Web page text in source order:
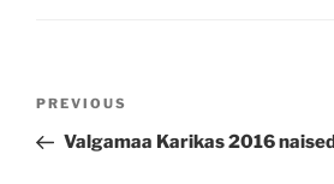
Navigeerimine
Previous
Post
PREVIOUS
Valgamaa Karikas 2016 naised